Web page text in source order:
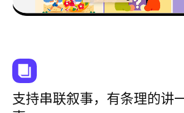
支持串联叙事，有条理的讲